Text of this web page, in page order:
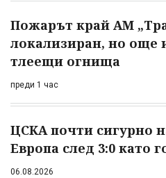
Пожарът край АМ
локализиран, но още
тлеещи огнища
преди 1 час
ЦСКА почти сигурно
Европа след 3:0 като
06.08.2026